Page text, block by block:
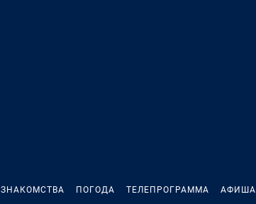
ЗНАКОМСТВА ПОГОДА ТЕЛЕПРОГРАММА АФИША